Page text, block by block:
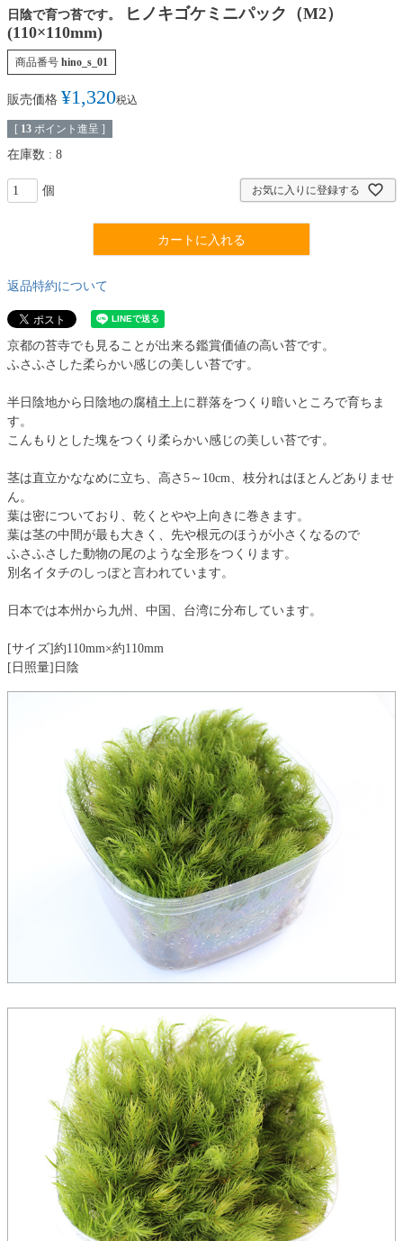
日陰で育つ苔です。
ヒノキゴケミニパック（M2）
(110×110mm)
商品番号 hino_s_01
販売価格 ¥1,320税込
[ 13 ポイント進呈 ]
在庫数 8
お気に入りに登録する
カートに入れる
返品特約について
京都の苔寺でも見ることが出来る鑑賞価値の高い苔です。
ふさふさした柔らかい感じの美しい苔です。
半日陰地から日陰地の腐植土上に群落をつくり暗いところで育ちま
す。
こんもりとした塊をつくり柔らかい感じの美しい苔です。
茎は直立かななめに立ち、高さ5～10cm、枝分れはほとんどありませ
ん。
葉は密についており、乾くとやや上向きに巻きます。
葉は茎の中間が最も大きく、先や根元のほうが小さくなるので
ふさふさした動物の尾のような全形をつくります。
別名イタチのしっぽと言われています。
日本では本州から九州、中国、台湾に分布しています。
[サイズ]約110mm×約110mm
[日照量]日陰